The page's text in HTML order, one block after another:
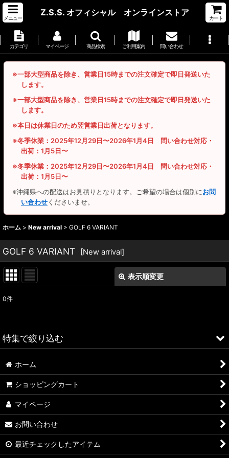
メニュー
Z.S.S. オフィシャル オンラインストア
カート
カテゴリ マイページ 商品検索 ご利用案内 問い合わせ
※一部大型商品を除き、営業日15時までの注文確定で即日発送いた
します。
※一部大型商品を除き、営業日15時までの注文確定で即日発送いた
します。
※本日は休業日のため翌営業日出荷となります。
※冬季休業：2025年12月29日〜2026年1月4日 問い合わせ対応・
出荷：1月5日〜
※冬季休業：2025年12月29日〜2026年1月4日 問い合わせ対応・
出荷：1月5日〜
※沖縄県への配送はお見積りとなります。ご希望の場合は個別にお問
い合わせくださいませ。
ホーム > New arrival > GOLF 6 VARIANT
GOLF 6 VARIANT [New arrival]
表示順変更
並び順:
0件
特集で絞り込む
ALFA ROMEO > 156
ALFA ROMEO > 147
ALFA ROMEO > 159
A4
ホーム
ショッピングカート
マイページ
お問い合わせ
最近チェックしたアイテム